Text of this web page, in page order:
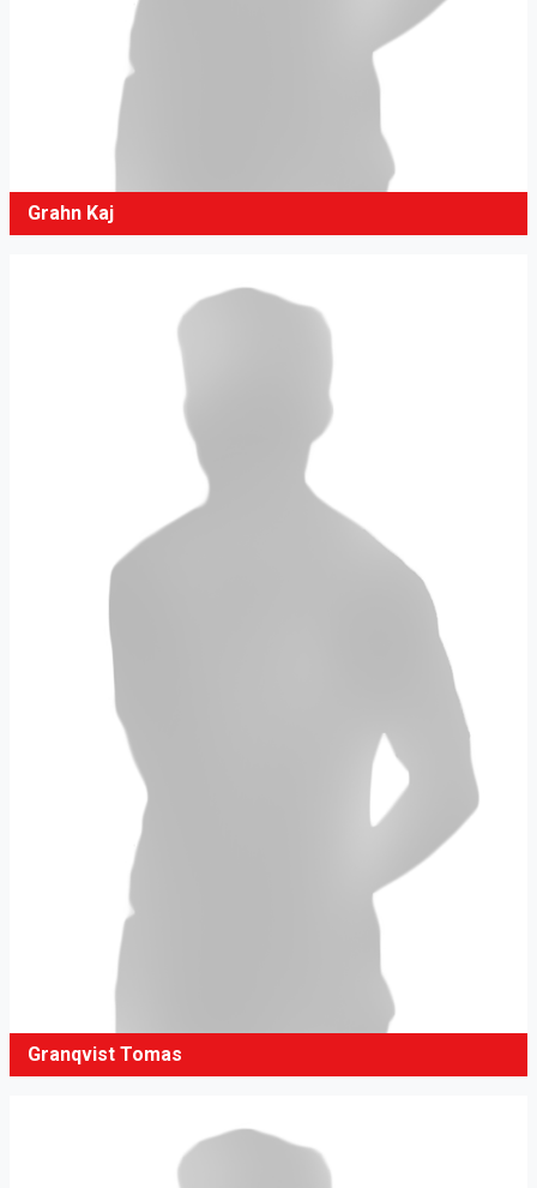
Grahn Kaj
Granqvist Tomas